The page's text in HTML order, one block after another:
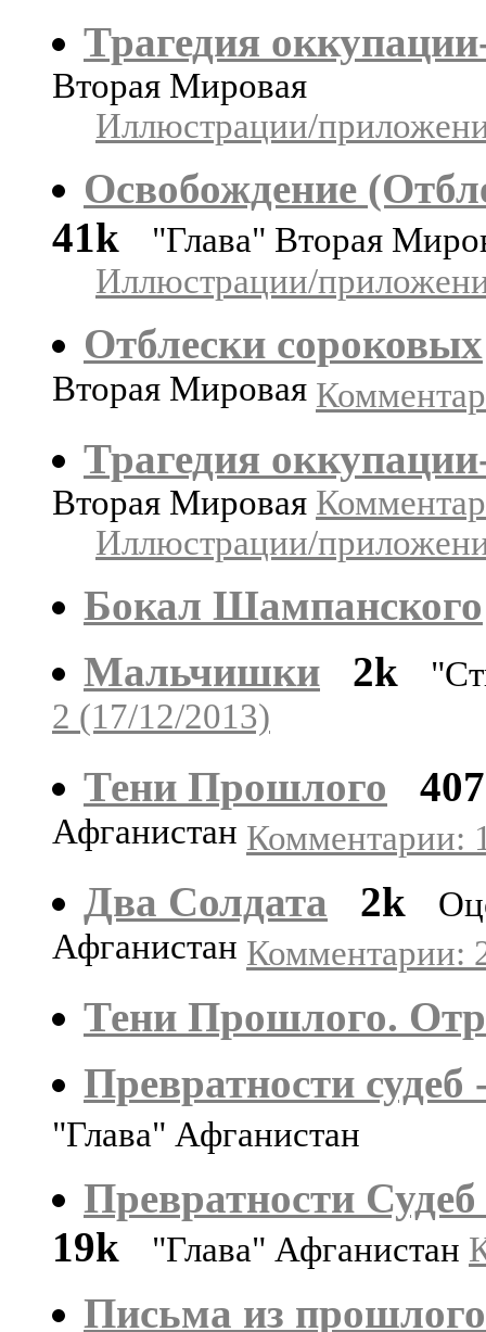
Трагедия
Вторая Мировая
Иллюстрации/
Освобождение
41k
"Глава" Вторая
Иллюстрации/
Отблески сороковых
Вторая Мировая
Трагедия
Вторая Мировая
Иллюстрации/
Бокал Шампанского
Мальчишки
2k
2 (17/12/2013)
Тени Прошлого
Афганистан Комментарии:
Два Солдата 2k
Афганистан Комментарии:
Тени Прошлого.
Превратности
"Глава" Афганистан
Превратности
19k
"Глава" Афганистан
Письма из прошлого